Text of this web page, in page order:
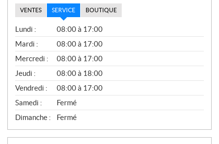
VENTES SERVICE BOUTIQUE
S
E
R
V
I
C
E
Lundi :
08:00 à 17:00
Mardi :
08:00 à 17:00
Mercredi :
08:00 à 17:00
Jeudi :
08:00 à 18:00
Vendredi :
08:00 à 17:00
Samedi :
Fermé
Dimanche :
Fermé